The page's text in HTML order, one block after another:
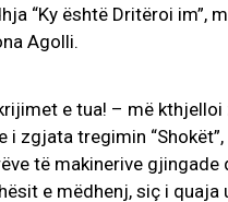
“Ky është Dritëroi
Agolli.
e tua! – më kthjelloi
i zgjata tregimin
të makinerive
e mëdhenj, siç i
VERA GJONAJ – NJË
NJOHUR I DIASPORËS
SHQIPTARE NË ITALI
20 Shtator 2025